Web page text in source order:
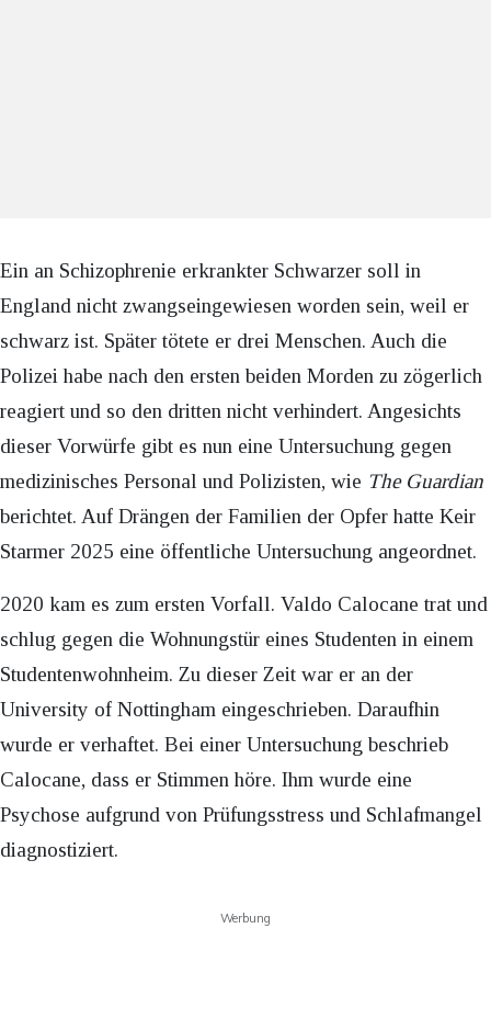
Ein an Schizophrenie erkrankter Schwarzer soll in
England nicht zwangseingewiesen worden sein, weil er
schwarz ist. Später tötete er drei Menschen. Auch die
Polizei habe nach den ersten beiden Morden zu zögerlich
reagiert und so den dritten nicht verhindert. Angesichts
dieser Vorwürfe gibt es nun eine Untersuchung gegen
medizinisches Personal und Polizisten, wie The Guardian
berichtet. Auf Drängen der Familien der Opfer hatte Keir
Starmer 2025 eine öffentliche Untersuchung angeordnet.
2020 kam es zum ersten Vorfall. Valdo Calocane trat und
schlug gegen die Wohnungstür eines Studenten in einem
Studentenwohnheim. Zu dieser Zeit war er an der
University of Nottingham eingeschrieben. Daraufhin
wurde er verhaftet. Bei einer Untersuchung beschrieb
Calocane, dass er Stimmen höre. Ihm wurde eine
Psychose aufgrund von Prüfungsstress und Schlafmangel
diagnostiziert.
Werbung